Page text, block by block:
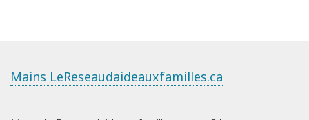
Mains LeReseaudaideauxfamilles.ca